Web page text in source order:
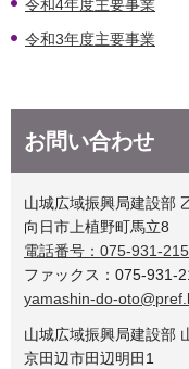
令和4年度主要事業
令和3年度主要事業
お問い合わせ
山城広域振興局建設部
向日市上植野町馬立8
電話番号：075-931-
ファックス：075-931-
yamashin-do-
山城広域振興局建設部
京田辺市田辺明田1